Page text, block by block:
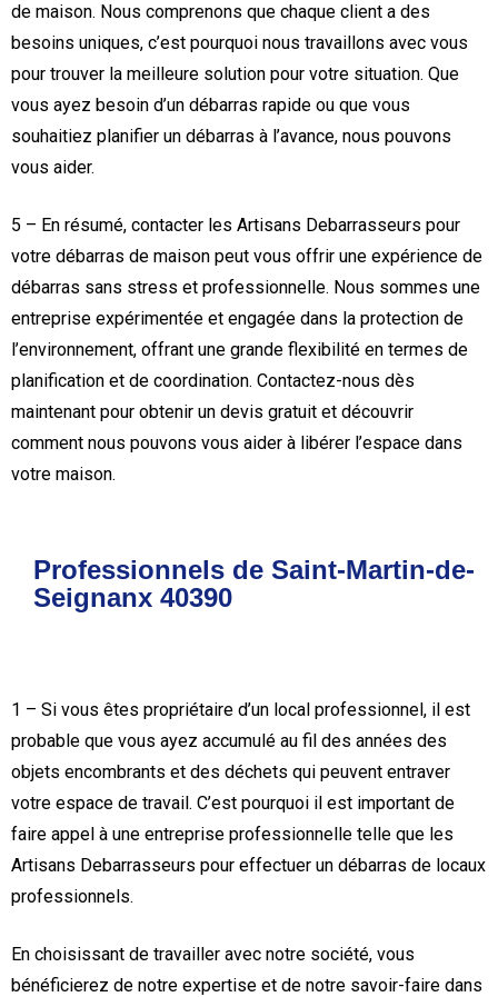
de maison. Nous comprenons que chaque client a des
besoins uniques, c’est pourquoi nous travaillons avec vous
pour trouver la meilleure solution pour votre situation. Que
vous ayez besoin d’un débarras rapide ou que vous
souhaitiez planifier un débarras à l’avance, nous pouvons
vous aider.
5 – En résumé, contacter les Artisans Debarrasseurs pour
votre débarras de maison peut vous offrir une expérience de
débarras sans stress et professionnelle. Nous sommes une
entreprise expérimentée et engagée dans la protection de
l’environnement, offrant une grande flexibilité en termes de
planification et de coordination. Contactez-nous dès
maintenant pour obtenir un devis gratuit et découvrir
comment nous pouvons vous aider à libérer l’espace dans
votre maison.
Professionnels de Saint-Martin-de-
Seignanx 40390
1 – Si vous êtes propriétaire d’un local professionnel, il est
probable que vous ayez accumulé au fil des années des
objets encombrants et des déchets qui peuvent entraver
votre espace de travail. C’est pourquoi il est important de
faire appel à une entreprise professionnelle telle que les
Artisans Debarrasseurs pour effectuer un débarras de locaux
professionnels.
En choisissant de travailler avec notre société, vous
bénéficierez de notre expertise et de notre savoir-faire dans